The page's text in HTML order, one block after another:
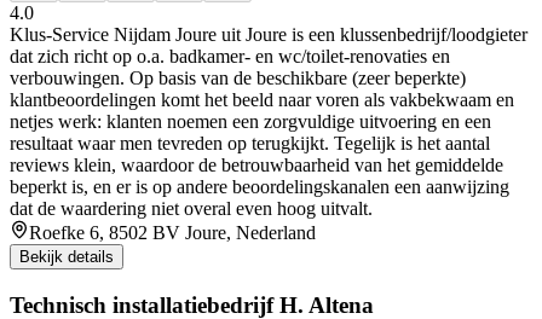
4.0
Klus-Service Nijdam Joure uit Joure is een klussenbedrijf/loodgieter
dat zich richt op o.a. badkamer- en wc/toilet-renovaties en
verbouwingen. Op basis van de beschikbare (zeer beperkte)
klantbeoordelingen komt het beeld naar voren als vakbekwaam en
netjes werk: klanten noemen een zorgvuldige uitvoering en een
resultaat waar men tevreden op terugkijkt. Tegelijk is het aantal
reviews klein, waardoor de betrouwbaarheid van het gemiddelde
beperkt is, en er is op andere beoordelingskanalen een aanwijzing
dat de waardering niet overal even hoog uitvalt.
Roefke 6, 8502 BV Joure, Nederland
Bekijk details
Technisch installatiebedrijf H. Altena